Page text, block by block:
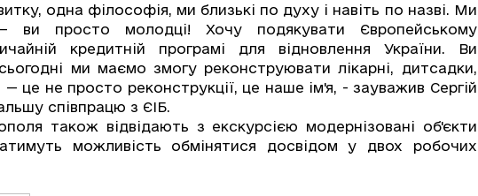
одна філософія, ми близькі по духу і навіть по назві. Ми
ви просто молодці! Хочу подякувати Європейському
кредитній програмі для відновлення України. Ви
ми маємо змогу реконструювати лікарні, дитсадки,
це не просто реконструкції, це наше ім'я, - зауважив Сергій
співпрацю з ЄІБ.
також відвідають з екскурсією модернізовані об'єкти
можливість обмінятися досвідом у двох робочих